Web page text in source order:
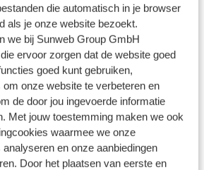
die automatisch in je browser
als je onze website bezoekt.
we bij Sunweb Group GmbH
ervoor zorgen dat de website goed
goed kunt gebruiken,
onze website te verbeteren en
de door jou ingevoerde informatie
Met jouw toestemming maken we ook
waarmee we onze
en onze aanbiedingen
Door het plaatsen van eerste en
El Dorado Resort
Spanje
vanaf prijs p.p.
€ 349
Bekijk